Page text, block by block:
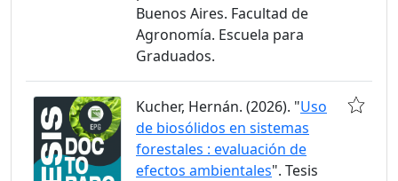
Buenos Aires. Facultad de
Agronomía. Escuela para
Graduados.
Kucher, Hernán. (2026). "Uso
de biosólidos en sistemas
forestales : evaluación de
efectos ambientales". Tesis